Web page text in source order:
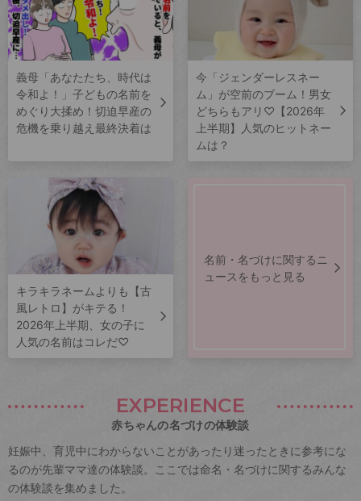
義母「あなたたち、時代は
令和よ！」子どもの名前を
めぐり大揉め！切迫早産の
危機を乗り越え最終決着は
今「ジェンダーレスネー
ム」が空前のブーム！男女
どちらもアリ♡【2026年
上半期】人気のヒットネー
ムは？
キラキラネームよりも【古
風レトロ】がキテる！
2026年上半期、女の子に
人気の名前はコレだ♡
名前・名づけに関するニ
ュースをもっと見る
EXPERIENCE
赤ちゃんの名づけの体験談
妊娠中、育児中にわからないことがあったり迷ったときに参考にな
るのが先輩ママ達の体験談。ここでは命名・名づけに関するみんな
の体験談を集めました。